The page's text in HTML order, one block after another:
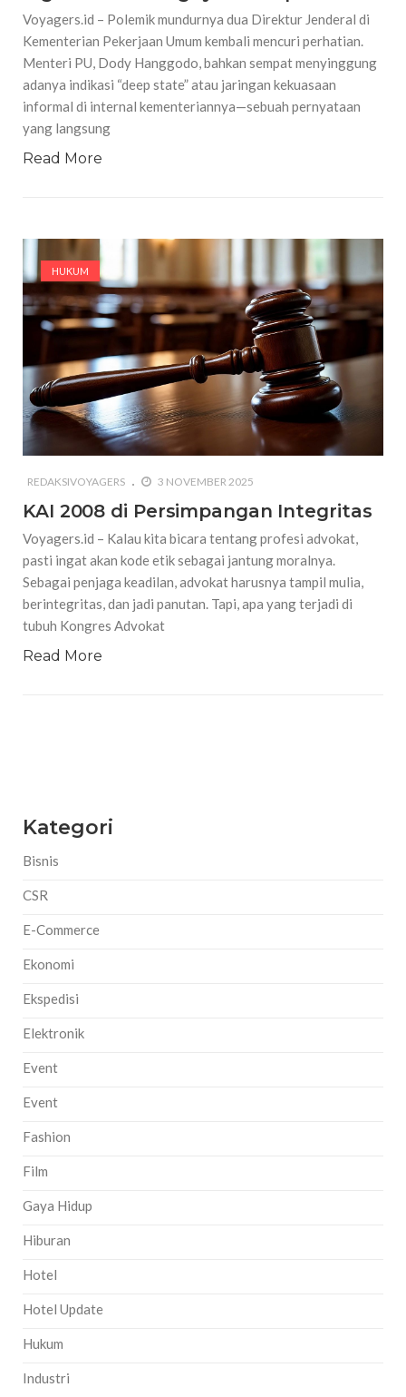
Voyagers.id – Polemik mundurnya dua Direktur Jenderal di
Kementerian Pekerjaan Umum kembali mencuri perhatian.
Menteri PU, Dody Hanggodo, bahkan sempat menyinggung
adanya indikasi “deep state” atau jaringan kekuasaan
informal di internal kementeriannya—sebuah pernyataan
yang langsung
Read More
HUKUM
REDAKSIVOYAGERS 3 NOVEMBER 2025
KAI 2008 di Persimpangan Integritas
Voyagers.id – Kalau kita bicara tentang profesi advokat,
pasti ingat akan kode etik sebagai jantung moralnya.
Sebagai penjaga keadilan, advokat harusnya tampil mulia,
berintegritas, dan jadi panutan. Tapi, apa yang terjadi di
tubuh Kongres Advokat
Read More
Kategori
Bisnis
CSR
E-Commerce
Ekonomi
Ekspedisi
Elektronik
Event
Event
Fashion
Film
Gaya Hidup
Hiburan
Hotel
Hotel Update
Hukum
Industri